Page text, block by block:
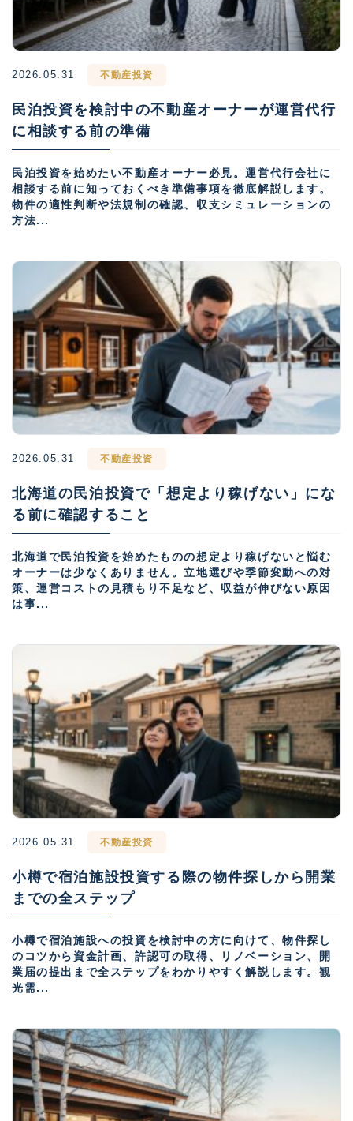
2026.05.31 不動産投資
民泊投資を検討中の不動産オーナーが運営代行
に相談する前の準備
民泊投資を始めたい不動産オーナー必見。運営代行会社に
相談する前に知っておくべき準備事項を徹底解説します。
物件の適性判断や法規制の確認、収支シミュレーションの
方法...
2026.05.31 不動産投資
北海道の民泊投資で「想定より稼げない」にな
る前に確認すること
北海道で民泊投資を始めたものの想定より稼げないと悩む
オーナーは少なくありません。立地選びや季節変動への対
策、運営コストの見積もり不足など、収益が伸びない原因
は事...
2026.05.31 不動産投資
小樽で宿泊施設投資する際の物件探しから開業
までの全ステップ
小樽で宿泊施設への投資を検討中の方に向けて、物件探し
のコツから資金計画、許認可の取得、リノベーション、開
業届の提出まで全ステップをわかりやすく解説します。観
光需...